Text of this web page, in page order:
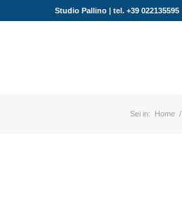
Studio Pallino | tel. +39 022135595
Sei in: Home /